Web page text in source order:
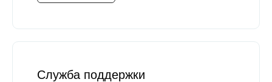
Служба поддержки